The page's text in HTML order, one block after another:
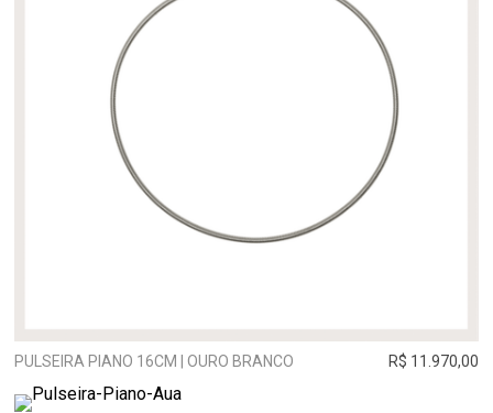
PULSEIRA PIANO 16CM | OURO BRANCO R$ 11.970,00